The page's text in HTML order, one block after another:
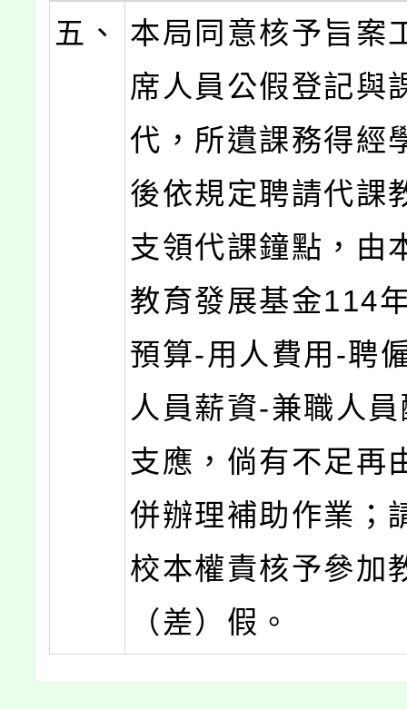
五、
本局同意核予旨案
席人員公假登記與
代，所遺課務得經
後依規定聘請代課
支領代課鐘點，由
教育發展基金114
預算-用人費用-聘
人員薪資-兼職人
支應，倘有不足再
併辦理補助作業；
校本權責核予參加
（差）假。